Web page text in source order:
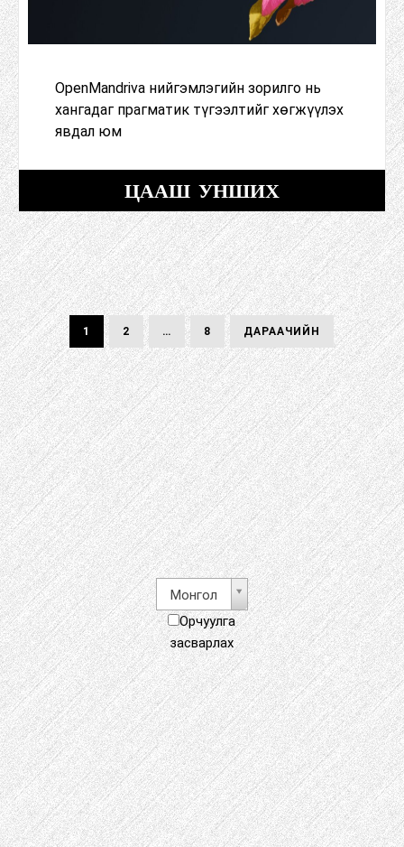
OpenMandriva нийгэмлэгийн зорилго нь
хангадаг прагматик түгээлтийг хөгжүүлэх
явдал юм
ЦААШ УНШИХ
Гарч
хүчдэл
ХУУДАС 1
ХУУДАС 2 …
ХУУДАС 8 ДАРААЧИЙН
ДАРААГИЙН
ХУУДАС
Монгол
Орчуулга
засварлах